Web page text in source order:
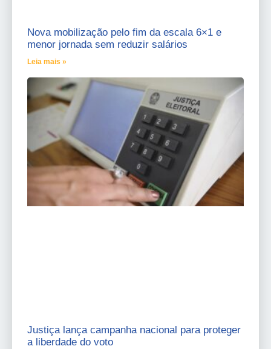
Nova mobilização pelo fim da escala 6×1 e
menor jornada sem reduzir salários
Leia mais »
Justiça lança campanha nacional para proteger
a liberdade do voto